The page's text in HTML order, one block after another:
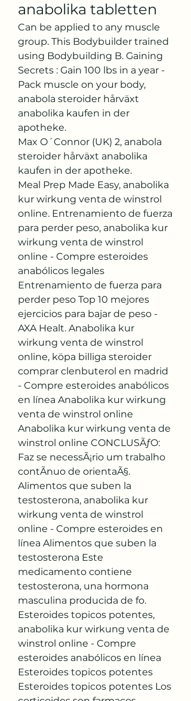
anabolika tabletten
Can be applied to any muscle
group. This Bodybuilder trained
using Bodybuilding B. Gaining
Secrets : Gain 100 lbs in a year -
Pack muscle on your body,
anabola steroider hårväxt
anabolika kaufen in der
apotheke.
Max O´Connor (UK) 2, anabola
steroider hårväxt anabolika
kaufen in der apotheke.
Meal Prep Made Easy, anabolika
kur wirkung venta de winstrol
online. Entrenamiento de fuerza
para perder peso, anabolika kur
wirkung venta de winstrol
online - Compre esteroides
anabólicos legales
Entrenamiento de fuerza para
perder peso Top 10 mejores
ejercicios para bajar de peso -
AXA Healt. Anabolika kur
wirkung venta de winstrol
online, köpa billiga steroider
comprar clenbuterol en madrid
- Compre esteroides anabólicos
en línea Anabolika kur wirkung
venta de winstrol online
Anabolika kur wirkung venta de
winstrol online CONCLUSÃƒO:
Faz se necessÃ¡rio um trabalho
contÃ­nuo de orientaÃ§.
Alimentos que suben la
testosterona, anabolika kur
wirkung venta de winstrol
online - Compre esteroides en
línea Alimentos que suben la
testosterona Este
medicamento contiene
testosterona, una hormona
masculina producida de fo.
Esteroides topicos potentes,
anabolika kur wirkung venta de
winstrol online - Compre
esteroides anabólicos en línea
Esteroides topicos potentes
Esteroides topicos potentes Los